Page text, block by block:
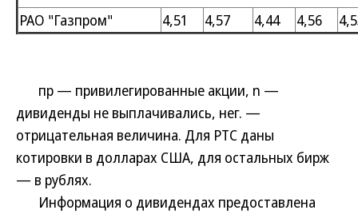
РАО "Газпром" 4,51 4,57 4,44 4,56
пр — привилегированные акции, n —
дивиденды не выплачивались, нег. —
отрицательная величина. Для РТС даны
котировки в долларах США, для остальных бирж
— в рублях.
Информация о дивидендах предоставлена